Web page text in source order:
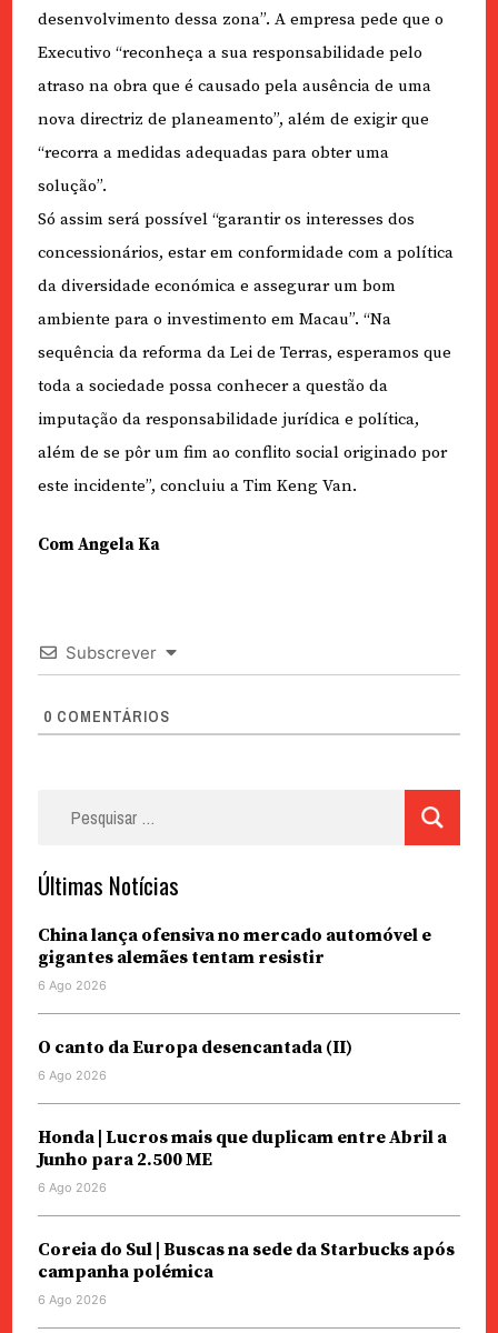
desenvolvimento dessa zona”. A empresa pede que o
Executivo “reconheça a sua responsabilidade pelo
atraso na obra que é causado pela ausência de uma
nova directriz de planeamento”, além de exigir que
“recorra a medidas adequadas para obter uma
solução”.
Só assim será possível “garantir os interesses dos
concessionários, estar em conformidade com a política
da diversidade económica e assegurar um bom
ambiente para o investimento em Macau”. “Na
sequência da reforma da Lei de Terras, esperamos que
toda a sociedade possa conhecer a questão da
imputação da responsabilidade jurídica e política,
além de se pôr um fim ao conflito social originado por
este incidente”, concluiu a Tim Keng Van.
Com Angela Ka
Subscrever
0 COMENTÁRIOS
Últimas Notícias
China lança ofensiva no mercado automóvel e
gigantes alemães tentam resistir
6 Ago 2026
O canto da Europa desencantada (II)
6 Ago 2026
Honda | Lucros mais que duplicam entre Abril a
Junho para 2.500 ME
6 Ago 2026
Coreia do Sul | Buscas na sede da Starbucks após
campanha polémica
6 Ago 2026